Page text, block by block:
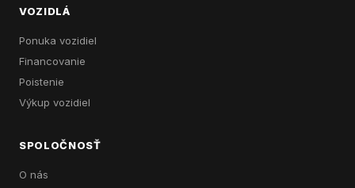
VOZIDLÁ
Ponuka vozidiel
Financovanie
Poistenie
Výkup vozidiel
SPOLOČNOSŤ
O nás